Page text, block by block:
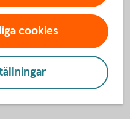
DigiSeq?
vänd dig till DigiSeq
cookies